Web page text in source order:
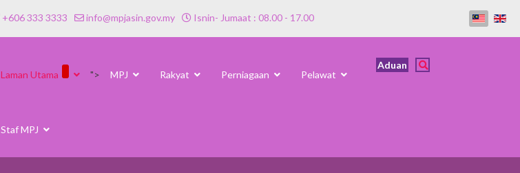
+606 333 3333 info@mpjasin.gov.my Isnin- Jumaat : 08.00 - 17.00
Laman Utama "> MPJ Rakyat Perniagaan Pelawat
Staf MPJ
Aduan